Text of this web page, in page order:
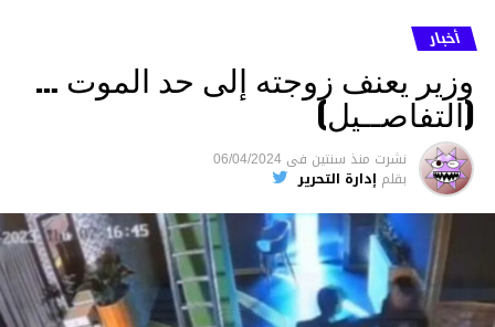
أخبار
وزير يعنف زوجته إلى حد الموت …
(التفاصــيل)
نشرت منذ سنتين فى 06/04/2024
بقلم إدارة التحرير